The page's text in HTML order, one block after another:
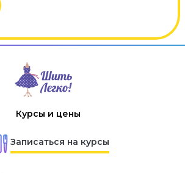
Курсы и цены
Записаться на курсы